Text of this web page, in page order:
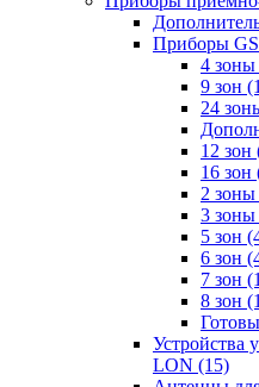
Приборы
4 зоны
9 зон
24
12 зон
16 зон
2
3 зоны
5 зон
6 зон
7 зон
8 зон
Устройства
LON (15)